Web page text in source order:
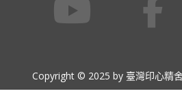
Copyright © 2025 by 臺灣印心精